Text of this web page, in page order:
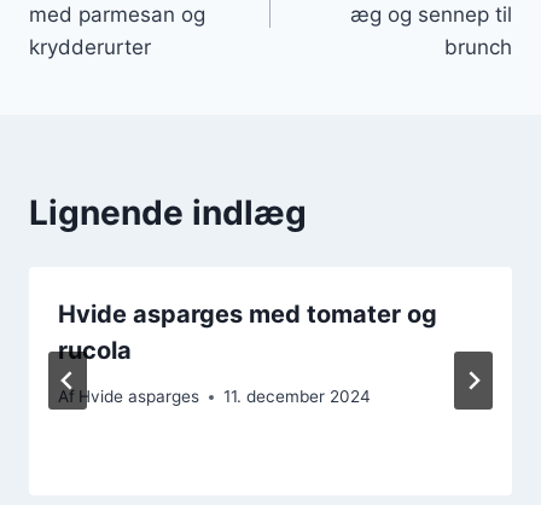
med parmesan og
krydderurter
æg og sennep til
brunch
Lignende indlæg
Hvide asparges med tomater og
rucola
Af Hvide asparges 11. december 2024